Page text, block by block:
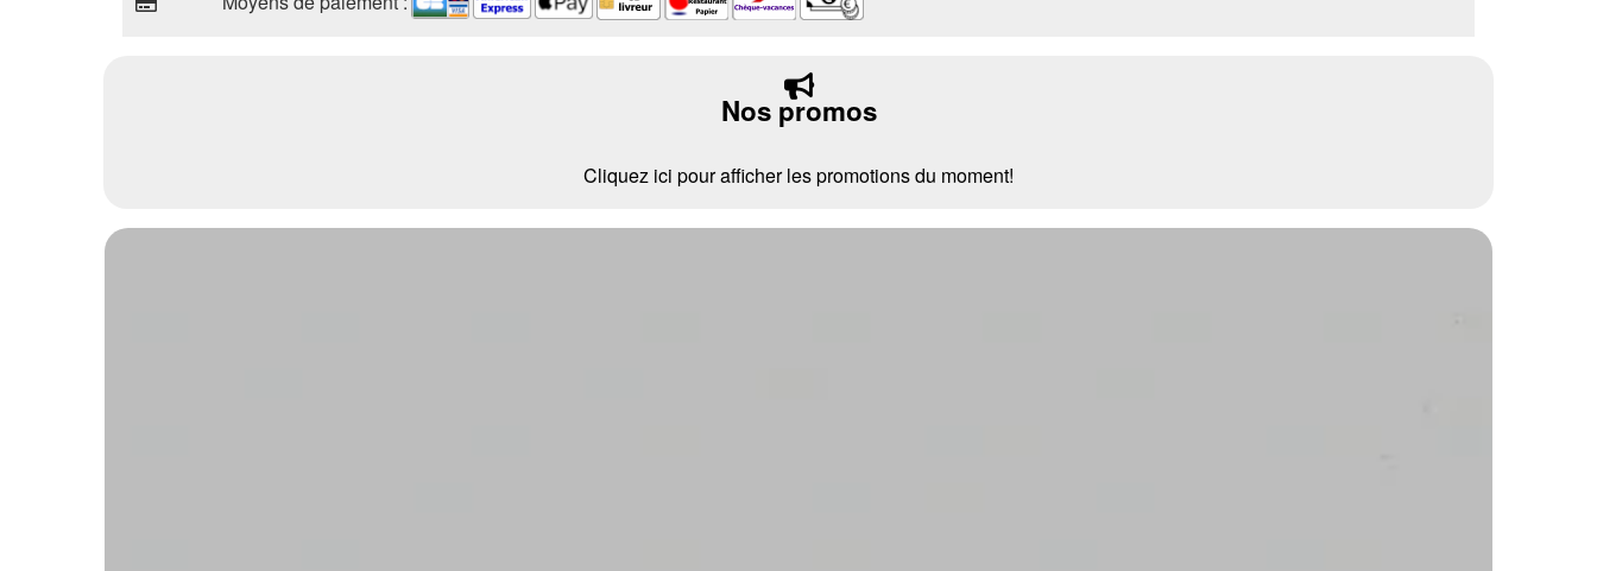
Nos promos
Cliquez ici pour afficher les promotions du moment!